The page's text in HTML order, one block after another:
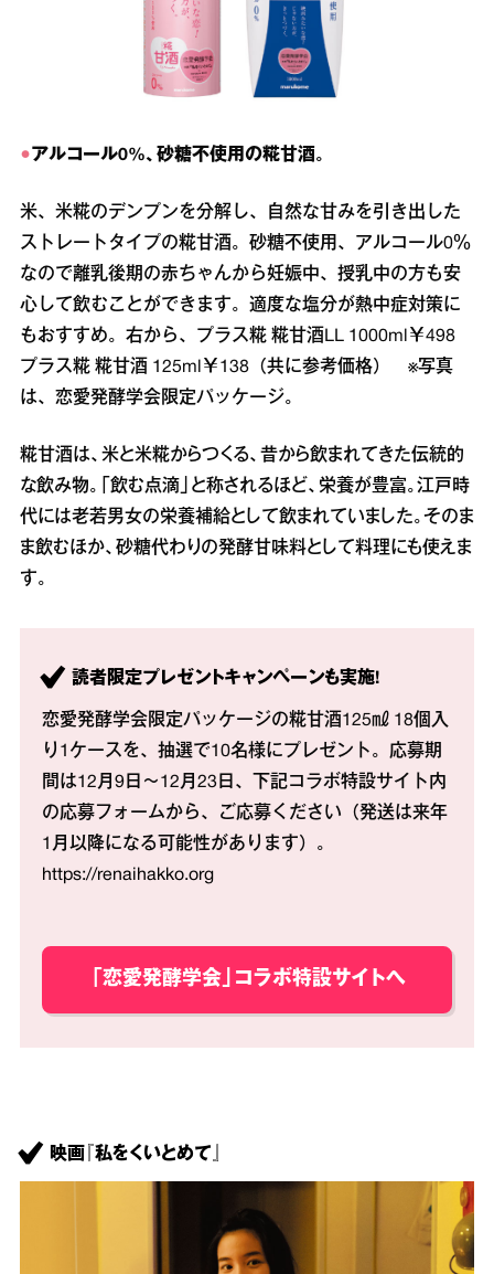
● アルコール0%、砂糖不使用の糀甘酒。
米、米糀のデンプンを分解し、自然な甘みを引き出した
ストレートタイプの糀甘酒。砂糖不使用、アルコール0％
なので離乳後期の赤ちゃんから妊娠中、授乳中の方も安
心して飲むことができます。適度な塩分が熱中症対策に
もおすすめ。右から、プラス糀 糀甘酒LL 1000ml￥498
プラス糀 糀甘酒 125ml￥138（共に参考価格） ※写真
は、恋愛発酵学会限定パッケージ。
糀甘酒は、米と米糀からつくる、昔から飲まれてきた伝統的
な飲み物。「飲む点滴」と称されるほど、栄養が豊富。江戸時
代には老若男女の栄養補給として飲まれていました。そのま
ま飲むほか、砂糖代わりの発酵甘味料として料理にも使えま
す。
読者限定プレゼントキャンペーンも実施!
恋愛発酵学会限定パッケージの糀甘酒125㎖ 18個入
り1ケースを、抽選で10名様にプレゼント。応募期
間は12月9日〜12月23日、下記コラボ特設サイト内
の応募フォームから、ご応募ください（発送は来年
1月以降になる可能性があります）。
https://renaihakko.org
「恋愛発酵学会」コラボ特設サイトへ
映画『私をくいとめて』